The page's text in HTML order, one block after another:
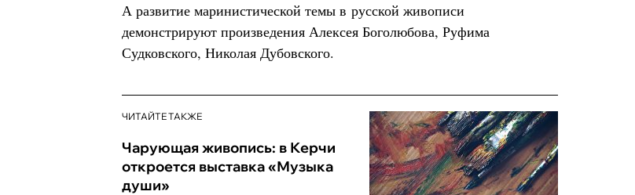
А развитие маринистической темы в русской живописи
демонстрируют произведения Алексея Боголюбова, Руфима
Судковского, Николая Дубовского.
ЧИТАЙТЕ ТАКЖЕ
Чарующая живопись: в Керчи
откроется выставка «Музыка
души»